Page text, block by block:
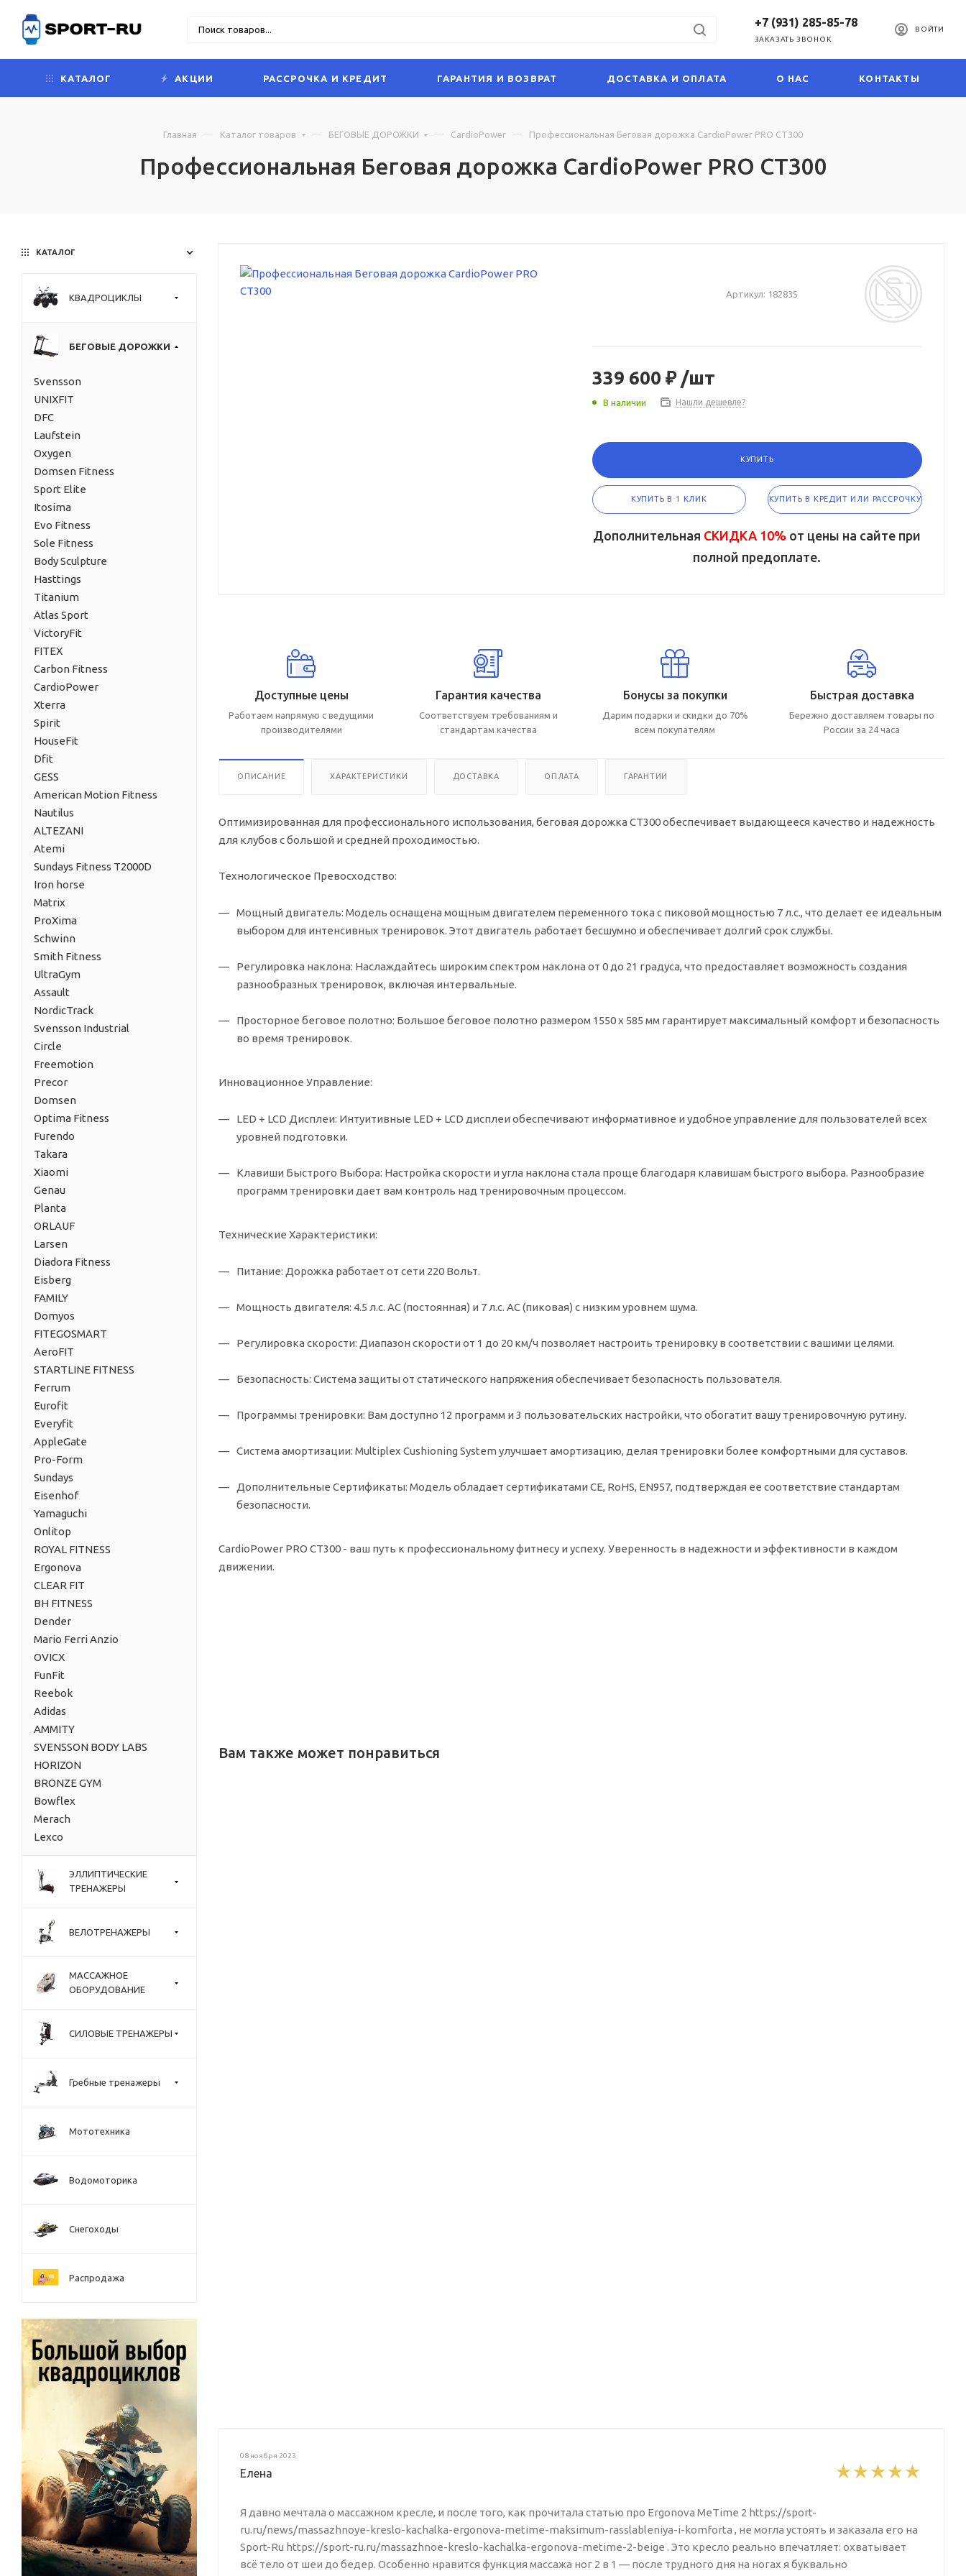
+7 (931) 285-85-78
ЗАКАЗАТЬ ЗВОНОК
ВОЙТИ
КАТАЛОГ АКЦИИ РАССРОЧКА И КРЕДИТ ГАРАНТИЯ И ВОЗВРАТ ДОСТАВКА И ОПЛАТА О НАС КОНТАКТЫ
Профессиональная Беговая дорожка CardioPower PRO CT300
Главная Каталог товаров БЕГОВЫЕ ДОРОЖКИ CardioPower Профессиональная Беговая дорожка CardioPower PRO CT300
КАТАЛОГ
КВАДРОЦИКЛЫ
БЕГОВЫЕ ДОРОЖКИ
Svensson
UNIXFIT
DFC
Laufstein
Oxygen
Domsen Fitness
Sport Elite
Itosima
Evo Fitness
Sole Fitness
Body Sculpture
Hasttings
Titanium
Atlas Sport
VictoryFit
FITEX
Carbon Fitness
CardioPower
Xterra
Spirit
HouseFit
Dfit
GESS
American Motion Fitness
Nautilus
ALTEZANI
Atemi
Sundays Fitness T2000D
Iron horse
Matrix
ProXima
Schwinn
Smith Fitness
UltraGym
Assault
NordicTrack
Svensson Industrial
Circle
Freemotion
Precor
Domsen
Optima Fitness
Furendo
Takara
Xiaomi
Genau
Planta
ORLAUF
Larsen
Diadora Fitness
Eisberg
FAMILY
Domyos
FITEGOSMART
AeroFIT
STARTLINE FITNESS
Ferrum
Eurofit
Everyfit
AppleGate
Pro-Form
Sundays
Eisenhof
Yamaguchi
Onlitop
ROYAL FITNESS
Ergonova
CLEAR FIT
BH FITNESS
Dender
Mario Ferri Anzio
OVICX
FunFit
Reebok
Adidas
AMMITY
SVENSSON BODY LABS
HORIZON
BRONZE GYM
Bowflex
Merach
Lexco
ЭЛЛИПТИЧЕСКИЕ
ТРЕНАЖЕРЫ
ВЕЛОТРЕНАЖЕРЫ
МАССАЖНОЕ
ОБОРУДОВАНИЕ
СИЛОВЫЕ ТРЕНАЖЕРЫ
Гребные тренажеры
Мототехника
Водомоторика
Снегоходы
Распродажа
Артикул: 182835
339 600 ₽/шт
В наличии Нашли дешевле?
КУПИТЬ
КУПИТЬ В 1 КЛИК КУПИТЬ В КРЕДИТ ИЛИ РАССРОЧКУ
Дополнительная СКИДКА 10% от цены на сайте при
полной предоплате.
Доступные цены
Работаем напрямую с ведущими
производителями
Гарантия качества
Соответствуем требованиям и
стандартам качества
Бонусы за покупки
Дарим подарки и скидки до 70%
всем покупателям
Быстрая доставка
Бережно доставляем товары по
России за 24 часа
ОПИСАНИЕ ХАРАКТЕРИСТИКИ ДОСТАВКА ОПЛАТА ГАРАНТИИ
Оптимизированная для профессионального использования, беговая дорожка CT300 обеспечивает выдающееся качество и надежность
для клубов с большой и средней проходимостью.
Технологическое Превосходство:
Мощный двигатель: Модель оснащена мощным двигателем переменного тока с пиковой мощностью 7 л.с., что делает ее идеальным
выбором для интенсивных тренировок. Этот двигатель работает бесшумно и обеспечивает долгий срок службы.
Регулировка наклона: Наслаждайтесь широким спектром наклона от 0 до 21 градуса, что предоставляет возможность создания
разнообразных тренировок, включая интервальные.
Просторное беговое полотно: Большое беговое полотно размером 1550 x 585 мм гарантирует максимальный комфорт и безопасность
во время тренировок.
Инновационное Управление:
LED + LCD Дисплеи: Интуитивные LED + LCD дисплеи обеспечивают информативное и удобное управление для пользователей всех
уровней подготовки.
Клавиши Быстрого Выбора: Настройка скорости и угла наклона стала проще благодаря клавишам быстрого выбора. Разнообразие
программ тренировки дает вам контроль над тренировочным процессом.
Технические Характеристики:
Питание: Дорожка работает от сети 220 Вольт.
Мощность двигателя: 4.5 л.с. AC (постоянная) и 7 л.с. AC (пиковая) с низким уровнем шума.
Регулировка скорости: Диапазон скорости от 1 до 20 км/ч позволяет настроить тренировку в соответствии с вашими целями.
Безопасность: Система защиты от статического напряжения обеспечивает безопасность пользователя.
Программы тренировки: Вам доступно 12 программ и 3 пользовательских настройки, что обогатит вашу тренировочную рутину.
Система амортизации: Multiplex Cushioning System улучшает амортизацию, делая тренировки более комфортными для суставов.
Дополнительные Сертификаты: Модель обладает сертификатами CE, RoHS, EN957, подтверждая ее соответствие стандартам
безопасности.
CardioPower PRO CT300 - ваш путь к профессиональному фитнесу и успеху. Уверенность в надежности и эффективности в каждом
движении.
Вам также может понравиться
08 ноября 2023
Елена
Я давно мечтала о массажном кресле, и после того, как прочитала статью про Ergonova MeTime 2 https://sport-
ru.ru/news/massazhnoye-kreslo-kachalka-ergonova-metime-maksimum-rasslableniya-i-komforta , не могла устоять и заказала его на
Sport-Ru https://sport-ru.ru/massazhnoe-kreslo-kachalka-ergonova-metime-2-beige . Это кресло реально впечатляет: охватывает
всё тело от шеи до бедер. Особенно нравится функция массажа ног 2 в 1 — после трудного дня на ногах я буквально